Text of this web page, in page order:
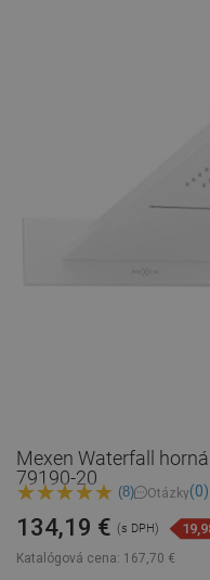
Mexen Waterfall
79190-20
(8) Otázky(0)
Katalógová cena: 167,70 €
134,19 € (s DPH)